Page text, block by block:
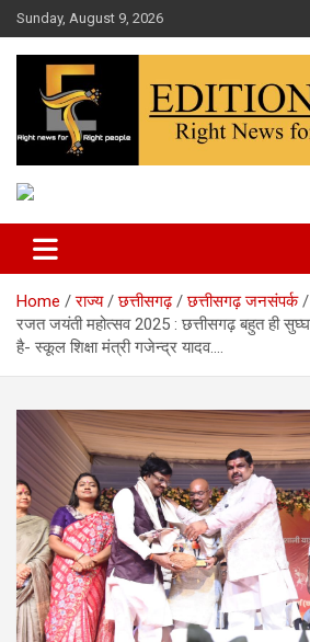
Skip
to
content
Sunday, August 9, 2026
Edition Today
Home राज्य छत्तीसगढ़
छत्तीसगढ़ जनसंपर्क
रजत जयंती महोत्सव 2025 : छत्तीसगढ़ बहुत ही
है- स्कूल शिक्षा मंत्री गजेन्द्र यादव….